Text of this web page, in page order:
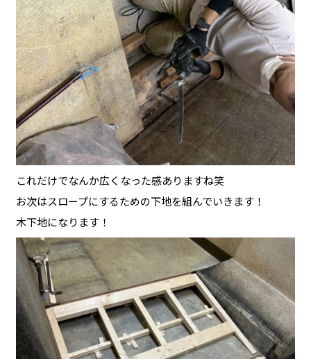
これだけでなんか広くなった感ありますね笑
お次はスロープにするための下地を組んでいきます！
木下地になります！